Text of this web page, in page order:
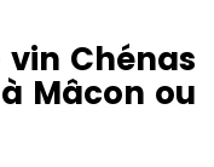
Chénas
Mâcon ou